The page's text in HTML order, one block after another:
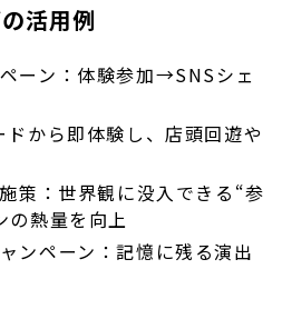
活用例
ーン：体験参加→SNSシェ
から即体験し、店頭回遊や
策：世界観に没入できる“参
の熱量を向上
ンペーン：記憶に残る演出